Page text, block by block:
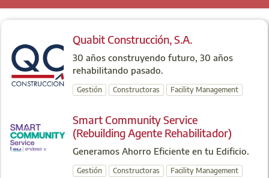
Quabit Construcción, S.A.
30 años construyendo futuro, 30 años
rehabilitando pasado.
Gestión Constructoras Facility Management
Smart Community Service
(Rebuilding Agente Rehabilitador)
Generamos Ahorro Eficiente en tu Edificio.
Gestión Constructoras Facility Management